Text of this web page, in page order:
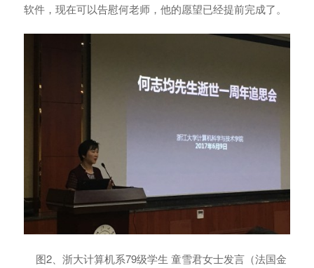
软件，现在可以告慰何老师，他的愿望已经提前完成了。
图2、浙大计算机系79级学生 童雪君女士发言（法国金